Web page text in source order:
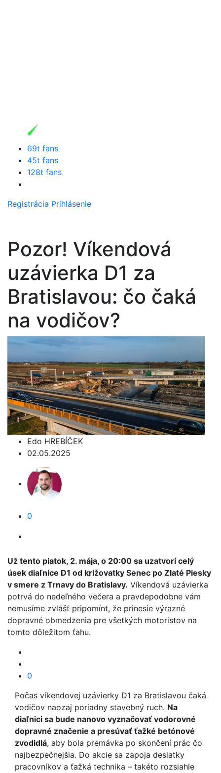
69t fans
45t fans
128t fans
Registrácia Prihlásenie
Pozor! Víkendová
uzávierka D1 za
Bratislavou: čo čaká
na vodičov?
Edo HREBÍČEK
02.05.2025
0
Už tento piatok, 2. mája, o 20:00 sa uzatvorí celý
úsek diaľnice D1 od križovatky Senec po Zlaté Piesky
v smere z Trnavy do Bratislavy. Víkendová uzávierka
potrvá do nedeľného večera a pravdepodobne vám
nemusíme zvlášť pripomínt, že prinesie výrazné
dopravné obmedzenia pre všetkých motoristov na
tomto dôležitom ťahu.
0
Počas víkendovej uzávierky D1 za Bratislavou čaká
vodičov naozaj poriadny stavebný ruch. Na
diaľnici sa bude nanovo vyznačovať vodorovné
dopravné značenie a presúvať ťažké betónové
zvodidlá, aby bola premávka po skončení prác čo
najbezpečnejšia. Do akcie sa zapoja desiatky
pracovníkov a ťažká technika – takéto rozsiahle